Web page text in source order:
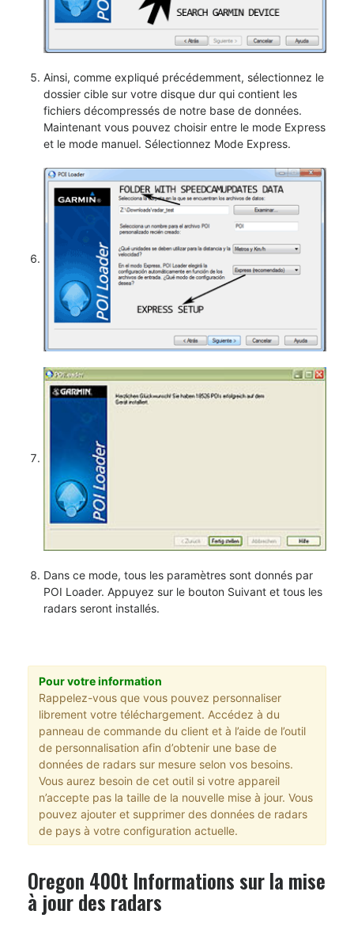
Ainsi, comme expliqué précédemment, sélectionnez le
dossier cible sur votre disque dur qui contient les
fichiers décompressés de notre base de données.
Maintenant vous pouvez choisir entre le mode Express
et le mode manuel. Sélectionnez Mode Express.
Dans ce mode, tous les paramètres sont donnés par
POI Loader. Appuyez sur le bouton Suivant et tous les
radars seront installés.
Pour votre information
Rappelez-vous que vous pouvez personnaliser
librement votre téléchargement. Accédez à du
panneau de commande du client et à l’aide de l’outil
de personnalisation afin d’obtenir une base de
données de radars sur mesure selon vos besoins.
Vous aurez besoin de cet outil si votre appareil
n’accepte pas la taille de la nouvelle mise à jour. Vous
pouvez ajouter et supprimer des données de radars
de pays à votre configuration actuelle.
Oregon 400t Informations sur la mise
à jour des radars